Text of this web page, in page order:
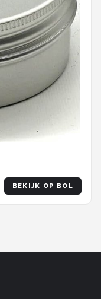
BEKIJK OP BOL